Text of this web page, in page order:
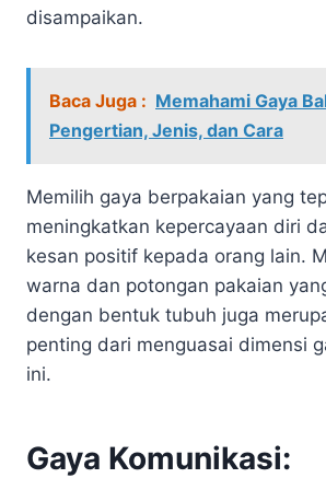
disampaikan.
Baca Juga : Memahami Gaya
Pengertian, Jenis, dan Cara
Memilih gaya berpakaian yang
meningkatkan kepercayaan diri
kesan positif kepada orang lain.
warna dan potongan pakaian
dengan bentuk tubuh juga
penting dari menguasai dimensi
ini.
Gaya Komunikasi: